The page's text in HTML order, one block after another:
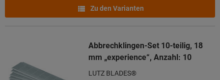
Zu den Varianten
Abbrechklingen-Set 10-teilig, 18
mm „experience“, Anzahl: 10
LUTZ BLADES®